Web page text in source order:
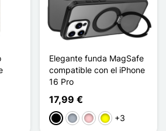
Elegante funda MagSafe
compatible con el iPhone
16 Pro
17,99 €
NegroGris RosaAmarillo
+3